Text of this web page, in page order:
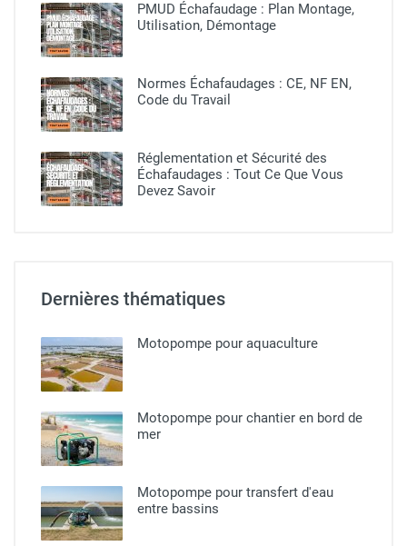
PMUD Échafaudage : Plan Montage,
Utilisation, Démontage
Normes Échafaudages : CE, NF EN,
Code du Travail
Réglementation et Sécurité des
Échafaudages : Tout Ce Que Vous
Devez Savoir
Dernières thématiques
Motopompe pour aquaculture
Motopompe pour chantier en bord de
mer
Motopompe pour transfert d'eau
entre bassins